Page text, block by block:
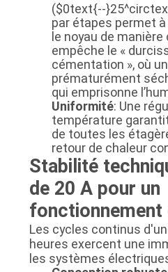
($0text{--
par étapes permet
le noyau de
empêche le «
cémentation », où
prématurément
qui emprisonne
Uniformité: Une
température
de toutes les
retour de chaleur
Stabilité
de 20 A pour un
fonctionnement
Les cycles continus
heures exercent une
les systèmes